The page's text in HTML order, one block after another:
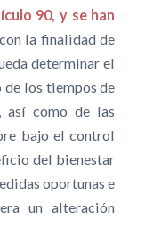
90, y se han
con la finalidad de
determinar el
de los tiempos de
así como de las
bajo el control
del bienestar
oportunas e
un alteración